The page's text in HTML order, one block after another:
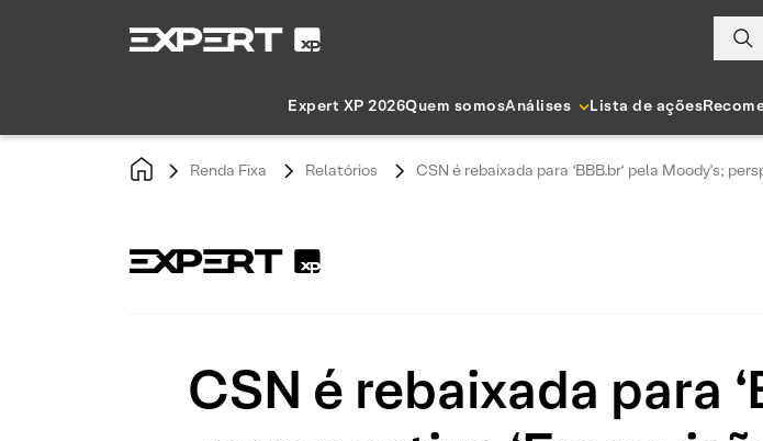
Expert XP 2026Quem somosAnálises Lista de ações
Renda Fixa Relatórios CSN é rebaixada para ‘BBB.br‘ pela Moody's;
CSN é rebaixada para